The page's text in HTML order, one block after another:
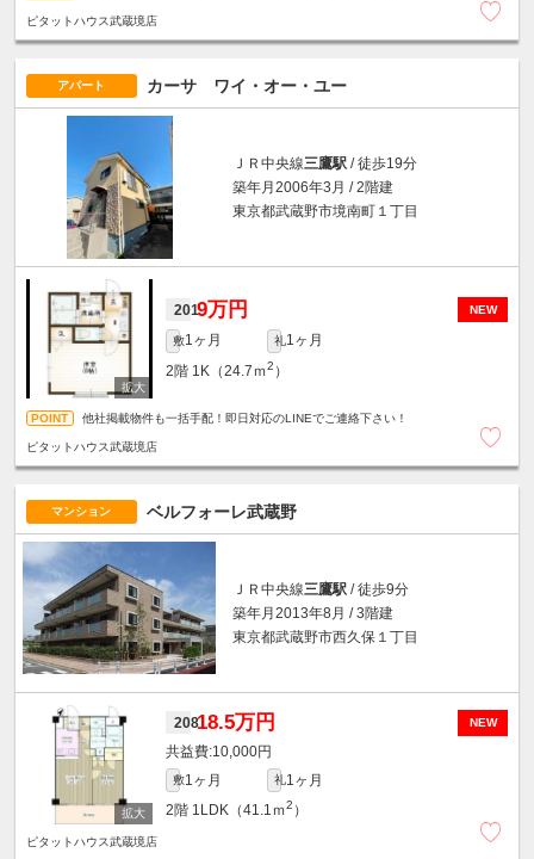
ピタットハウス武蔵境店
アパート カーサ ワイ・オー・ユー
ＪＲ中央線三鷹駅 / 徒歩19分
築年月2006年3月 / 2階建
東京都武蔵野市境南町１丁目
NEW
2019万円
敷1ヶ月 礼1ヶ月
2階 1K（24.7ｍ2 ）
他社掲載物件も一括手配！即日対応のLINEでご連絡下さい！
ピタットハウス武蔵境店
マンション ベルフォーレ武蔵野
ＪＲ中央線三鷹駅 / 徒歩9分
築年月2013年8月 / 3階建
東京都武蔵野市西久保１丁目
NEW
20818.5万円
10,000円
敷1ヶ月 礼1ヶ月
2階 1LDK（41.1ｍ2 ）
ピタットハウス武蔵境店